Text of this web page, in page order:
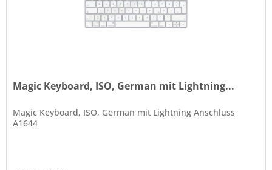
Magic Keyboard, ISO, German mit Lightning...
Magic Keyboard, ISO, German mit Lightning Anschluss
A1644